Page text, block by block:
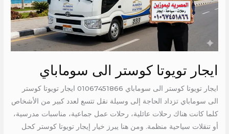
ايجار تويوتا كوستر الى سوماباي
ايجار تويوتا كوستر الى سوماباي 01067451866 ايجار تويوتا كوستر
الى سوماباي تزداد الحاجة إلى وسيلة نقل تتسع لعدد كبير من الأشخاص
كلما كانت هناك رحلات عائلية، رحلات عمل جماعية، مناسبات مدرسية،
أو تنقلات سياحية منظمة. ومن هنا يبرز خيار إيجار تويوتا كوستر كحل